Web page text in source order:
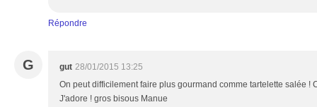
Répondre
G gut 28/01/2015 13:25
On peut difficilement faire plus gourmand comme tartelette salée !
J'adore ! gros bisous Manue